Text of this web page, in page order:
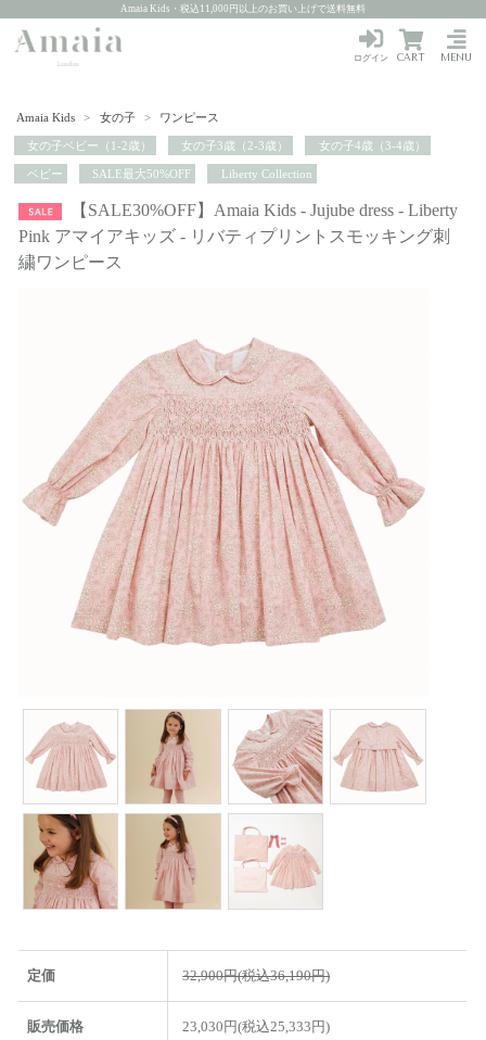
Amaia Kids・税込11,000円以上のお買い上げで送料無料
MENU
ログイン CART
Amaia Kids > 女の子 > ワンピース
女の子ベビー（1-2歳） 女の子3歳（2-3歳） 女の子4歳（3-4歳）
ベビー SALE最大50%OFF Liberty Collection
【SALE30%OFF】Amaia Kids - Jujube dress - Liberty
Pink アマイアキッズ - リバティプリントスモッキング刺
繍ワンピース
定価 32,900円(税込36,190円)
販売価格 23,030円(税込25,333円)